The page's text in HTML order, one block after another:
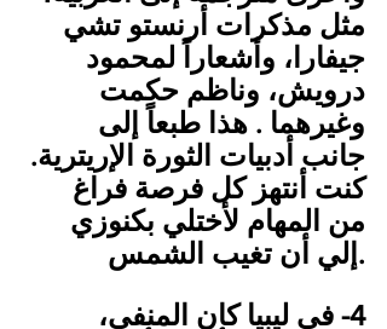
مثل مذكرات أرنستو تشي
جيفارا، وأشعاراً لمحمود
درويش، وناظم حكمت
وغيرهما . هذا طبعاً إلى
جانب أدبيات الثورة الإريترية.
كنت أنتهز كل فرصة فراغ
من المهام لأختلي بكنوزي
إلي أن تغيب الشمس.